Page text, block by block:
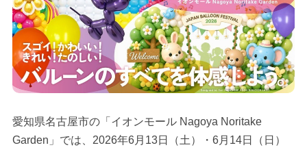
愛知県名古屋市の「イオンモール Nagoya Noritake
Garden」では、2026年6月13日（土）・6月14日（日）